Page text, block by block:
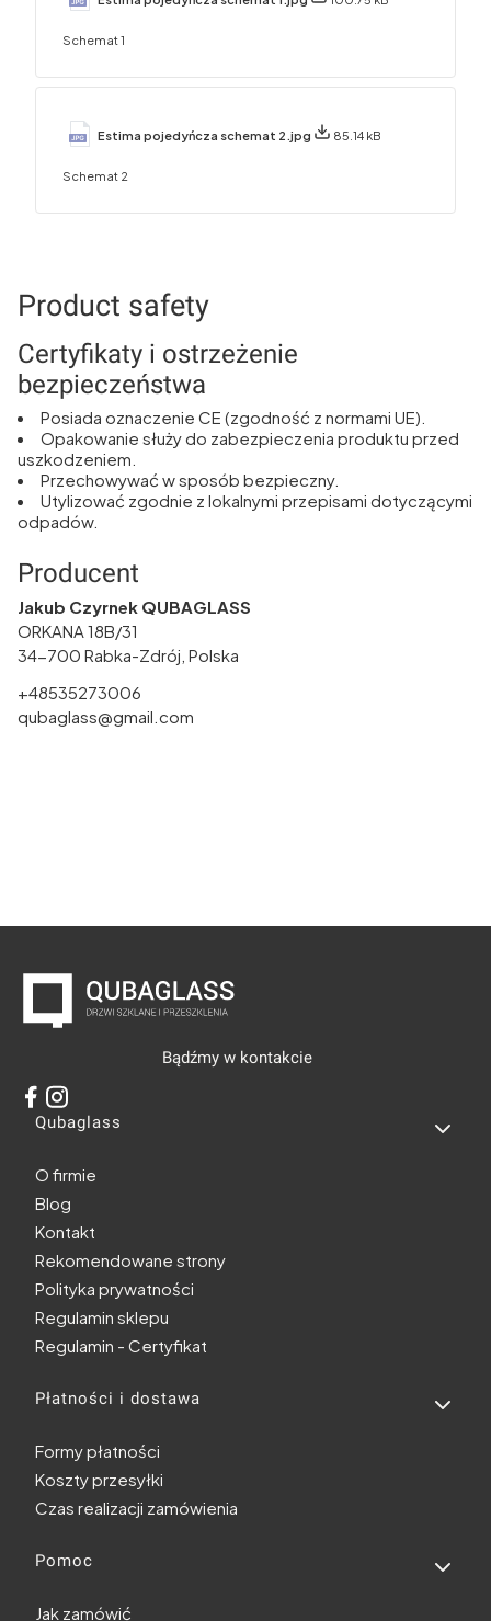
Schemat 1
Estima pojedyńcza schemat 2.jpg 85.14 kB
Schemat 2
Product safety
Certyfikaty i ostrzeżenie
bezpieczeństwa
Posiada oznaczenie CE (zgodność z normami UE).
Opakowanie służy do zabezpieczenia produktu przed
uszkodzeniem.
Przechowywać w sposób bezpieczny.
Utylizować zgodnie z lokalnymi przepisami dotyczącymi
odpadów.
Producent
Jakub Czyrnek QUBAGLASS
ORKANA 18B/31
34-700 Rabka-Zdrój, Polska
+48535273006
qubaglass@gmail.com
Bądźmy w kontakcie
Linki w stopce
Qubaglass
O firmie
Blog
Kontakt
Rekomendowane strony
Polityka prywatności
Regulamin sklepu
Regulamin - Certyfikat
Płatności i dostawa
Formy płatności
Koszty przesyłki
Czas realizacji zamówienia
Pomoc
Jak zamówić